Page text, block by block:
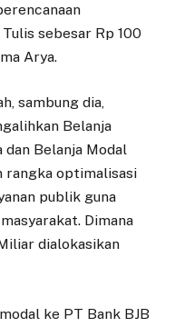
sebesar Rp 100
Arya.
sambung dia,
Belanja
dan Belanja Modal
rangka optimalisasi
publik guna
Dimana
dialokasikan
ke PT Bank BJB